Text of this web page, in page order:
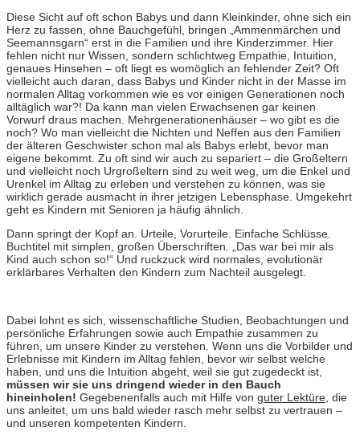
Diese Sicht auf oft schon Babys und dann Kleinkinder, ohne sich ein
Herz zu fassen, ohne Bauchgefühl, bringen „Ammenmärchen und
Seemannsgarn“ erst in die Familien und ihre Kinderzimmer. Hier
fehlen nicht nur Wissen, sondern schlichtweg Empathie, Intuition,
genaues Hinsehen – oft liegt es womöglich an fehlender Zeit? Oft
vielleicht auch daran, dass Babys und Kinder nicht in der Masse im
normalen Alltag vorkommen wie es vor einigen Generationen noch
alltäglich war?! Da kann man vielen Erwachsenen gar keinen
Vorwurf draus machen. Mehrgenerationenhäuser – wo gibt es die
noch? Wo man vielleicht die Nichten und Neffen aus den Familien
der älteren Geschwister schon mal als Babys erlebt, bevor man
eigene bekommt. Zu oft sind wir auch zu separiert – die Großeltern
und vielleicht noch Urgroßeltern sind zu weit weg, um die Enkel und
Urenkel im Alltag zu erleben und verstehen zu können, was sie
wirklich gerade ausmacht in ihrer jetzigen Lebensphase. Umgekehrt
geht es Kindern mit Senioren ja häufig ähnlich.
Dann springt der Kopf an. Urteile, Vorurteile. Einfache Schlüsse.
Buchtitel mit simplen, großen Überschriften. „Das war bei mir als
Kind auch schon so!“ Und ruckzuck wird normales, evolutionär
erklärbares Verhalten den Kindern zum Nachteil ausgelegt.
Dabei lohnt es sich, wissenschaftliche Studien, Beobachtungen und
persönliche Erfahrungen sowie auch Empathie zusammen zu
führen, um unsere Kinder zu verstehen. Wenn uns die Vorbilder und
Erlebnisse mit Kindern im Alltag fehlen, bevor wir selbst welche
haben, und uns die Intuition abgeht, weil sie gut zugedeckt ist,
müssen wir sie uns dringend wieder in den Bauch
hineinholen! Gegebenenfalls auch mit Hilfe von guter Lektüre , die
uns anleitet, um uns bald wieder rasch mehr selbst zu vertrauen –
und unseren kompetenten Kindern.